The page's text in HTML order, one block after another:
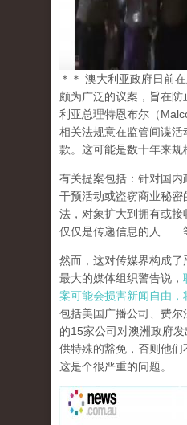
＊＊ 澳大利亚政府日前
颇为广泛的议案，旨在
利亚总理特恩布尔（
相关法规意在监管间谍活
款。这可能是数十年来规
有关提案包括：针对国
干预活动或盗窃商业秘密
法，对象扩大到拥有或
仅仅是传递信息的人……
然而，这对传媒界构成
最大的媒体组织警告说，
案可能会损害新闻自由，
包括美国广播公司、费
的15家公司对澳洲政府
供特殊的豁免，否则他们
这是个很严重的问题。